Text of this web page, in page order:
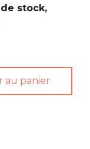
stock,
au panier